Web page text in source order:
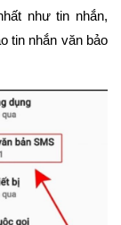
như tin nhắn,
tin nhắn văn bảo